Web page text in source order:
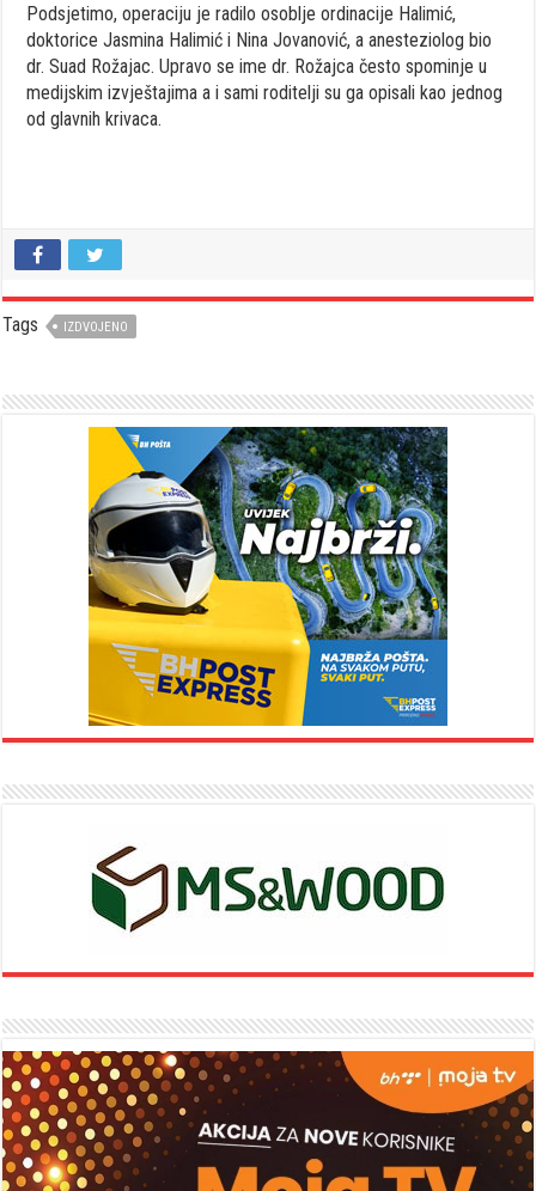
Podsjetimo, operaciju je radilo osoblje ordinacije Halimić,
doktorice Jasmina Halimić i Nina Jovanović, a anesteziolog bio
dr. Suad Rožajac. Upravo se ime dr. Rožajca često spominje u
medijskim izvještajima a i sami roditelji su ga opisali kao jednog
od glavnih krivaca.
Tags IZDVOJENO